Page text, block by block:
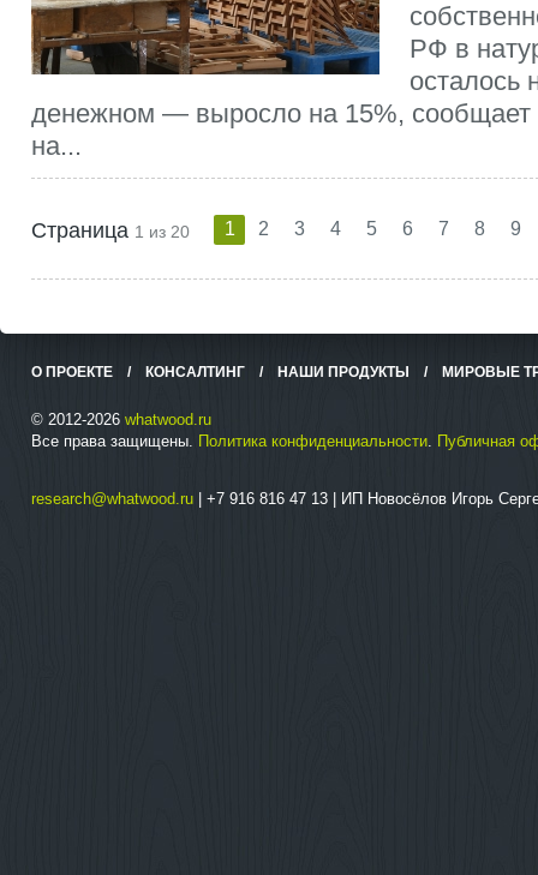
РФ в
осталось
денежном — выросло на 15%,
на...
Страница 1 из 20 1 2 3 4 5 6 7 8 9
О ПРОЕКТЕ / КОНСАЛТИНГ / НАШИ ПРОДУКТЫ / МИРОВЫЕ
© 2012-2026 whatwood.ru
Все права защищены. Политика конфиденциальности. Публичная
research@whatwood.ru | +7 916 816 47 13 | ИП Новосёлов Игорь